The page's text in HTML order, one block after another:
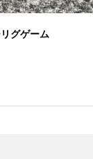
グゲーム